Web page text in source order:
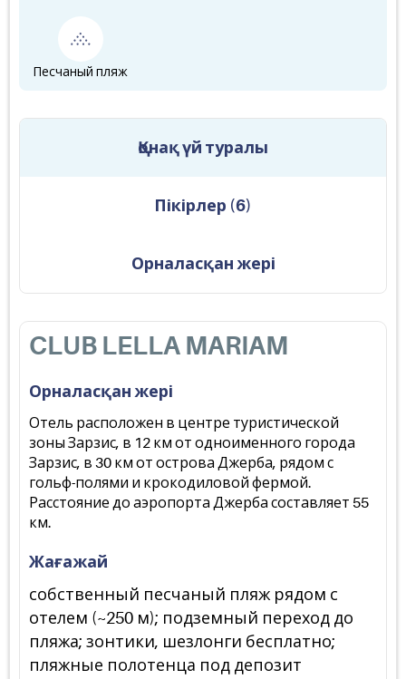
Песчаный пляж
Қонақ үй туралы
Пікірлер (6)
Орналасқан жері
CLUB LELLA MARIAM
Орналасқан жері
Отель расположен в центре туристической
зоны Зарзис, в 12 км от одноименного города
Зарзис, в 30 км от острова Джерба, рядом с
гольф-полями и крокодиловой фермой.
Расстояние до аэропорта Джерба составляет 55
км.
Жағажай
собственный песчаный пляж рядом с
отелем (~250 м); подземный переход до
пляжа; зонтики, шезлонги бесплатно;
пляжные полотенца под депозит